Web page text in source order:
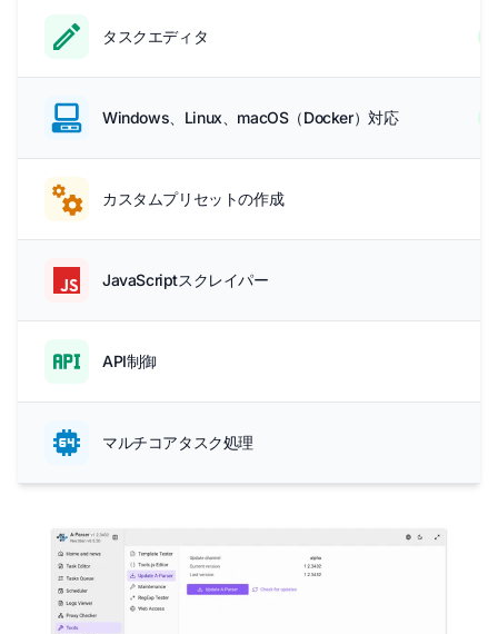
タスクエディタ
Windows、Linux、macOS（Docker）対応
カスタムプリセットの作成
JavaScriptスクレイパー
API制御
マルチコアタスク処理